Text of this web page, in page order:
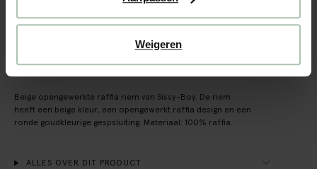
Weigeren
Beige opengewerkte raffia riem van Sissy-Boy. De riem
heeft een beige kleur, een opengewerkt raffia design en een
ronde goudkleurige gespsluiting. Materiaal: 100% raffia.
ALLES OVER DIT PRODUCT